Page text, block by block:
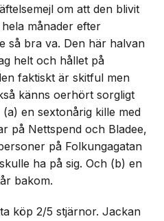
om att den blivit
månader efter
så bra va. Den här halvan
helt och hållet på
faktiskt är skitful men
känns oerhört sorgligt
en sextonårig kille med
på Nettspend och Bladee,
på Folkungagatan
ha på sig. Och (b) en
bakom.
köp 2/5 stjärnor. Jackan